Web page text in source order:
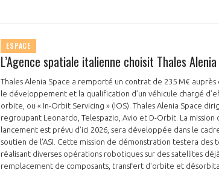
ESPACE
L’Agence spatiale italienne choisit Thales
Thales Alenia Space a remporté un contrat de 235 M€
le développement et la qualification d’un véhicule chargé
orbite, ou « In-Orbit Servicing » (IOS). Thales Alenia Space
regroupant Leonardo, Telespazio, Avio et D-Orbit. La
lancement est prévu d’ici 2026, sera développée dans le
soutien de l'ASI. Cette mission de démonstration testera des
réalisant diverses opérations robotiques sur des satellites
remplacement de composants, transfert d'orbite et